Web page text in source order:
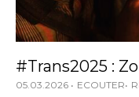
#Trans2025 :
05.03.2026 ECOUTER